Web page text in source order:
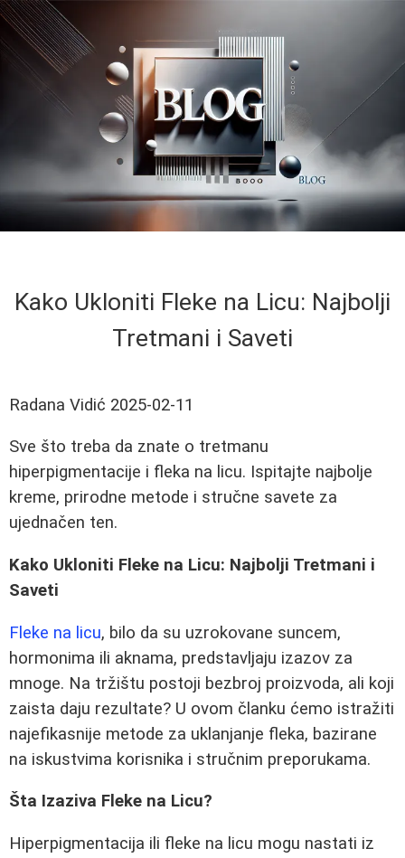
Kako Ukloniti Fleke na Licu: Najbolji
Tretmani i Saveti
Radana Vidić 2025-02-11
Sve što treba da znate o tretmanu
hiperpigmentacije i fleka na licu. Ispitajte najbolje
kreme, prirodne metode i stručne savete za
ujednačen ten.
Kako Ukloniti Fleke na Licu: Najbolji Tretmani i
Saveti
Fleke na licu, bilo da su uzrokovane suncem,
hormonima ili aknama, predstavljaju izazov za
mnoge. Na tržištu postoji bezbroj proizvoda, ali koji
zaista daju rezultate? U ovom članku ćemo istražiti
najefikasnije metode za uklanjanje fleka, bazirane
na iskustvima korisnika i stručnim preporukama.
Šta Izaziva Fleke na Licu?
Hiperpigmentacija ili fleke na licu mogu nastati iz